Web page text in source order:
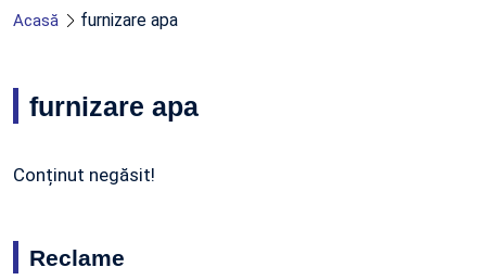
Acasă furnizare apa
furnizare apa
Conținut negăsit!
Reclame